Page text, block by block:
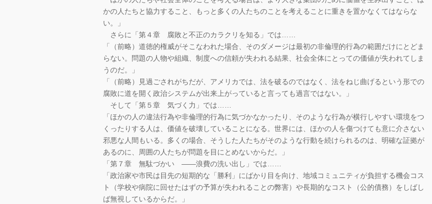
かの人たちと協力すること、もっと多くの人たちのことを考えることに重きを置かなくてはならな
い。」
さらに「第４章 腐敗と不正のカラクリを知る」では……
「（前略）道徳的権威がそこなわれた場合、そのダメージは最初の非倫理的行為の範囲だけにとどま
らない。問題の人物や組織、制度への信頼が失われる結果、社会全体にとっての価値が失われてしま
うのだ。」
「（前略）見過ごされがちだが、アメリカでは、法を破るのではなく、法をねじ曲げるという形での
腐敗に道を開く政治システムが出来上がっていると言っても過言ではない。」
そして「第５章 気づく力」では……
「ほかの人の違法行為や非倫理的行為に気づかなかったり、そのような行為が横行しやすい環境をつ
くったりする人は、価値を破壊していることになる。世界には、ほかの人を傷つけても意に介さない
邪悪な人間もいる。多くの場合、そうした人たちがそのような行動を続けられるのは、明確な証拠が
あるのに、周囲の人たちが問題を目にとめないからだ。」
「第７章 無駄づかい ――浪費の洗い出し」では……
「政治家や市民は目先の短期的な「勝利」にばかり目を向け、地域コミュニティが負担する機会コス
ト（学校や病院に回せたはずの予算が失われることの弊害）や長期的なコスト（公的債務）をしばし
ば無視しているからだ。」